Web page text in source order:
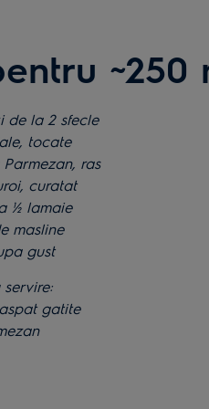
~250
de la 2 sfecle
tocate
ras
curatat
½ lamaie
masline
gust
servire:
gatite